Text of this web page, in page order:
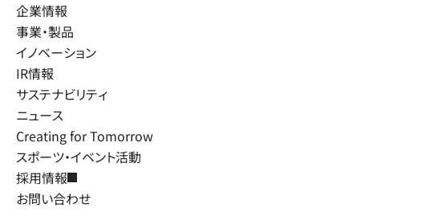
企業情報
事業・製品
イノベーション
IR情報
サステナビリティ
ニュース
Creating for Tomorrow
スポーツ・イベント活動
採用情報
お問い合わせ